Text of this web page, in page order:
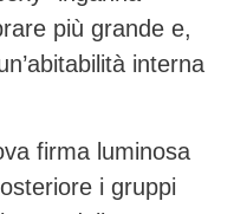
più grande e,
interna
firma luminosa
i gruppi